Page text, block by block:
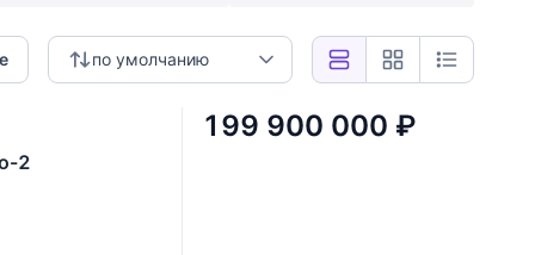
по умолчанию
2
199 900 000 ₽